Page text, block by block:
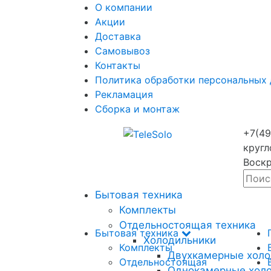
О компании
Акции
Доставка
Самовывоз
Контакты
Политика обработки персональных
Рекламация
Сборка и монтаж
Бытовая техника
Комплекты
Отдельностоящая техника
Холодильники
Двухкамерные
Бытовая техника
Комплекты
Отдельностоящая